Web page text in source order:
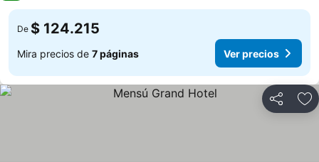
De $ 124.215
Mira precios de 7 páginas Ver precios
Compartir